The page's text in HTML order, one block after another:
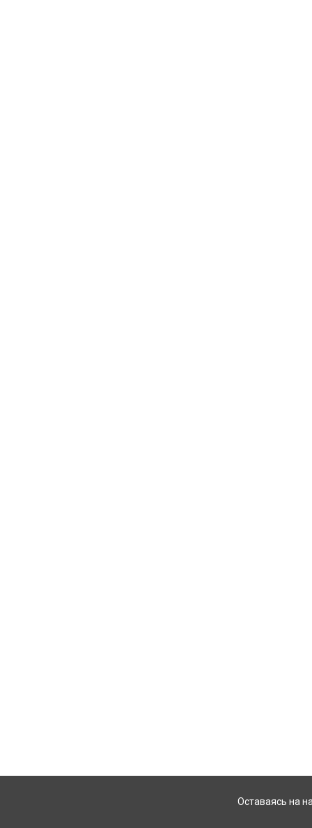
Оставаясь на